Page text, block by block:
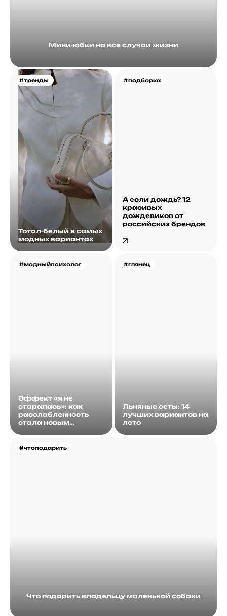
Мини-юбки на все случаи жизни
#тренды
Тотал-белый в самых
модных вариантах
#подборка
А если дождь? 12
красивых
дождевиков от
российских брендов
#модныйпсихолог
Эффект «я не
старалась»: как
расслабленность
стала новым
#чтоподарить
Что подарить владельцу маленькой собаки
#глянец
Льняные сеты: 14
лучших вариантов на
лето